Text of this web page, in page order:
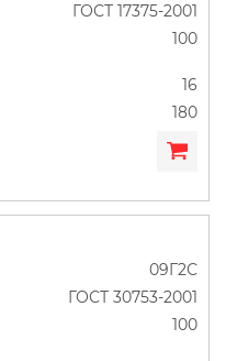
ГОСТ 17375-2001
100
16
180
09Г2С
ГОСТ 30753-2001
100